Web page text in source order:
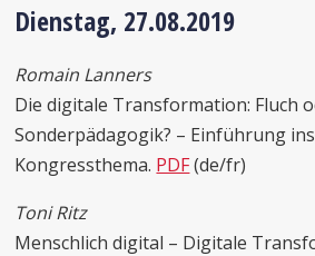
Dienstag, 27.08.2019
Romain Lanners
Die digitale Transformation: Fluch
Sonderpädagogik? – Einführung ins
Kongressthema. PDF(de/fr)
Toni Ritz
Menschlich digital – Digitale